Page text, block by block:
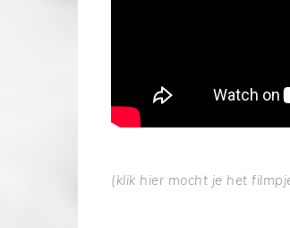
(klik hiermocht je het